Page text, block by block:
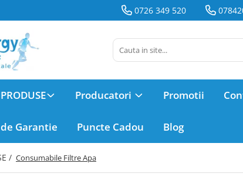
0726 349 520
PRODUSE Producatori Promotii
Garantie Puncte Cadou Blog
/ Consumabile Filtre Apa